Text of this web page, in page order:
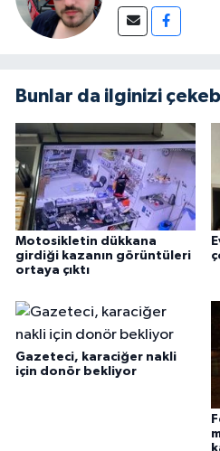
Bunlar da ilginizi
Motosikletin dükkana
girdiği kazanın görüntüleri
ortaya çıktı
Gazeteci, karaciğer nakli
için donör bekliyor